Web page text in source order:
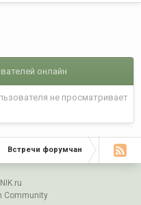
онлайн
не просматривает
Встречи форумчан 20
Community